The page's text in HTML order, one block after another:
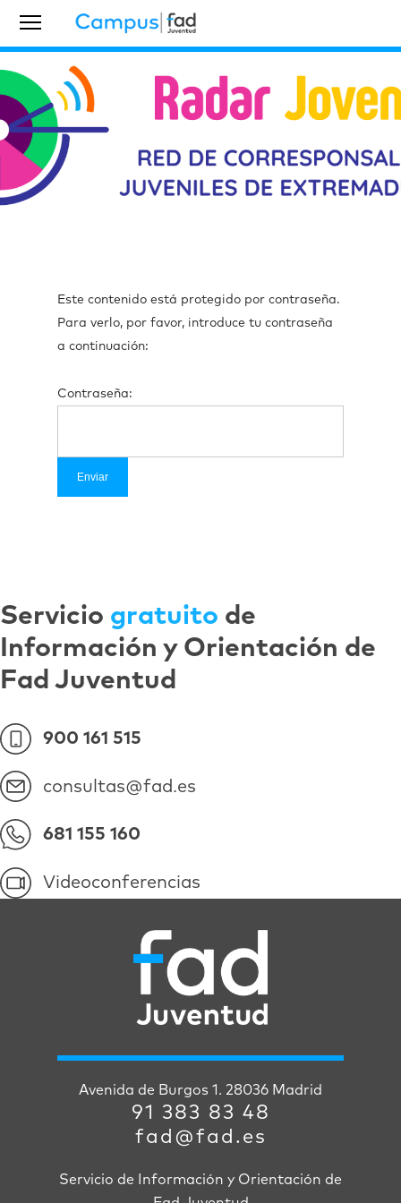
Este contenido está protegido por contraseña.
Para verlo, por favor, introduce tu contraseña
a continuación:
Contraseña:
Servicio gratuito de
Información y Orientación de
Fad Juventud
900 161 515
consultas@fad.es
681 155 160
Videoconferencias
Avenida de Burgos 1. 28036 Madrid
91 383 83 48
fad@fad.es
Servicio de Información y Orientación de